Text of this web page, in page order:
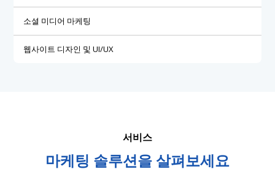
소셜 미디어 마케팅
웹사이트 디자인 및 UI/UX
서비스
마케팅 솔루션을 살펴보세요